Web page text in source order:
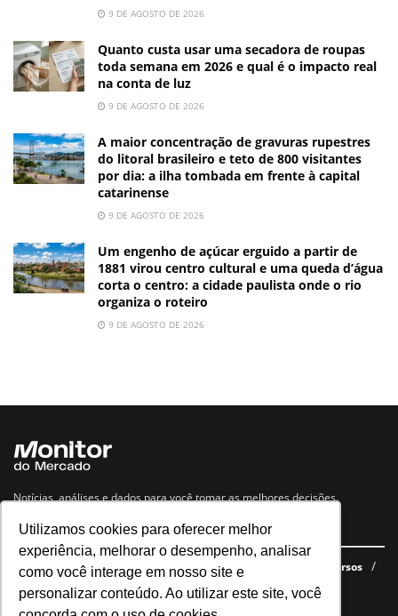
Utilizamos cookies para oferecer melhor
experiência, melhorar o desempenho, analisar
como você interage em nosso site e
personalizar conteúdo. Ao utilizar este site, você
9 DE AGOSTO DE 2026
Quanto custa usar uma secadora de roupas
toda semana em 2026 e qual é o impacto real
na conta de luz
9 DE AGOSTO DE 2026
A maior concentração de gravuras rupestres
do litoral brasileiro e teto de 800 visitantes
por dia: a ilha tombada em frente à capital
catarinense
9 DE AGOSTO DE 2026
Um engenho de açúcar erguido a partir de
1881 virou centro cultural e uma queda d’água
corta o centro: a cidade paulista onde o rio
organiza o roteiro
9 DE AGOSTO DE 2026
Notícias, análises e dados para você tomar as melhores decisões.
Navegue no site
Últimas notícias Quem somos E-books gratuitos
Cursos
Política de privacidade